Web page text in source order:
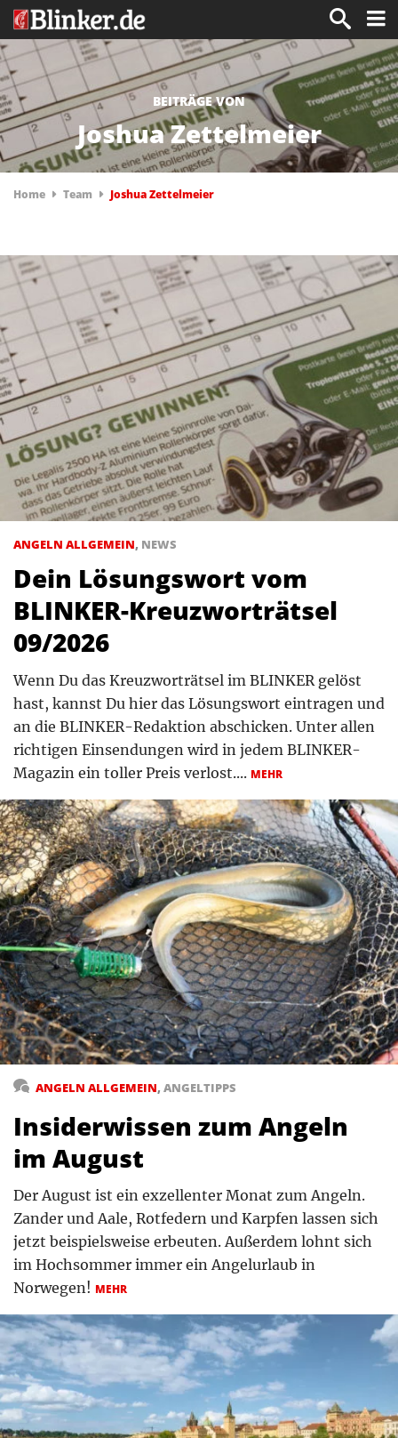
BEITRÄGE VON
Joshua Zettelmeier
Home Team Joshua Zettelmeier
ANGELN ALLGEMEIN, NEWS
Dein Lösungswort vom
BLINKER-Kreuzworträtsel
09/2026
Wenn Du das Kreuzworträtsel im BLINKER gelöst
hast, kannst Du hier das Lösungswort eintragen und
an die BLINKER-Redaktion abschicken. Unter allen
richtigen Einsendungen wird in jedem BLINKER-
Magazin ein toller Preis verlost.... MEHR
ANGELN ALLGEMEIN, ANGELTIPPS
Insiderwissen zum Angeln
im August
Der August ist ein exzellenter Monat zum Angeln.
Zander und Aale, Rotfedern und Karpfen lassen sich
jetzt beispielsweise erbeuten. Außerdem lohnt sich
im Hochsommer immer ein Angelurlaub in
Norwegen! MEHR